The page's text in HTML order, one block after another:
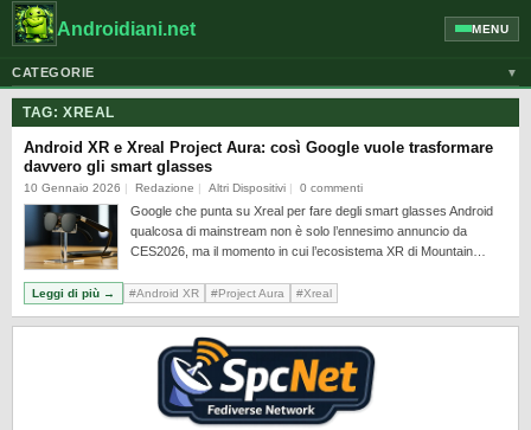
Androidiani.net MENU
CATEGORIE ▼
ALTRI DISPOSITIVI
CELLULARI
GUIDE
HONOR
HUAWEI
MOTOROLA
TAG: XREAL
Android XR e Xreal Project Aura: così Google vuole trasformare
davvero gli smart glasses
10 Gennaio 2026 Redazione Altri Dispositivi 0 commenti
Google che punta su Xreal per fare degli smart glasses Android
qualcosa di mainstream non è solo l’ennesimo annuncio da
CES2026, ma il momento in cui l’ecosistema XR di Mountain…
Leggi di più → #Android XR #Project Aura #Xreal